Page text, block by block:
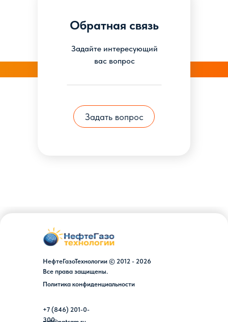
Обратная связь
Задайте интересующий
вас вопрос
Задать вопрос
Политика конфиденциальности
НефтеГазоТехнологии © 2012 - 2026
Все права защищены.
+7 (846) 201-0-
300